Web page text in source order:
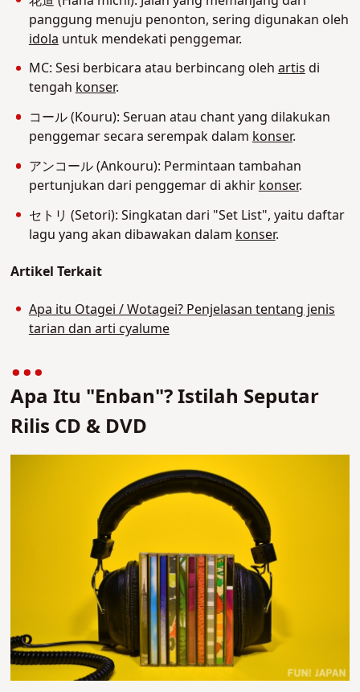
panggung menuju penonton, sering digunakan oleh
idola untuk mendekati penggemar.
MC: Sesi berbicara atau berbincang olehartisdi
tengahkonser.
コール (Kouru): Seruan atau chant yang dilakukan
penggemar secara serempak dalamkonser.
アンコール (Ankouru): Permintaan tambahan
pertunjukan dari penggemar di akhirkonser.
セトリ (Setori): Singkatan dari "Set List", yaitu daftar
lagu yang akan dibawakan dalam konser.
Artikel Terkait
Apa itu Otagei / Wotagei? Penjelasan tentang jenis
tarian dan arti cyalume
Apa Itu "Enban"? Istilah Seputar
Rilis CD & DVD